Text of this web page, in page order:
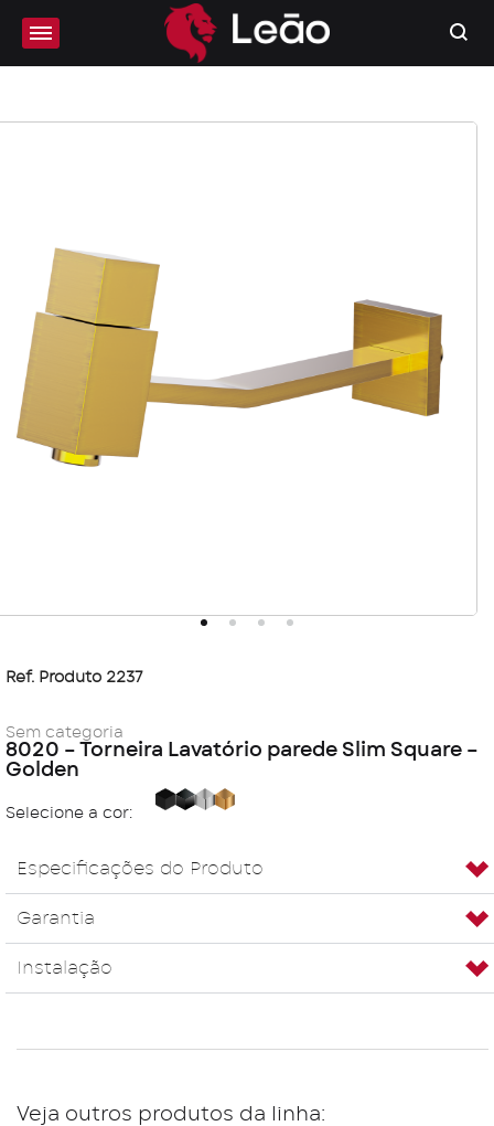
Ref. Produto 2237
Sem categoria
8020 – Torneira Lavatório parede Slim Square –
Golden
Selecione a cor: Black
Carbon
Cromada
Especificações do Produto
Garantia
Instalação
Veja outros produtos da linha: